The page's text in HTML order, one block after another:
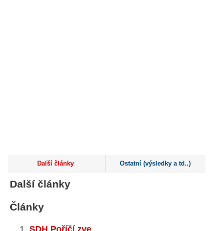
Další články Ostatní (výsledky a td..)
Další články
Články
SDH Poříčí zve